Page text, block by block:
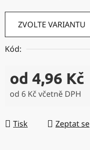
ZVOLTE VARIANTU
Kód:
od 4,96 Kč
od 6 Kč včetně DPH
Tisk
Zeptat se